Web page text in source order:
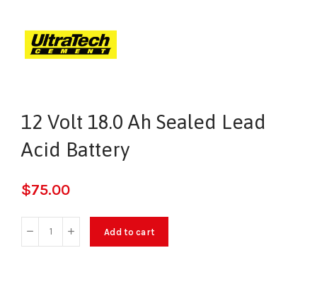
12 Volt 18.0 Ah Sealed Lead
Acid Battery
$75.00
Add to cart